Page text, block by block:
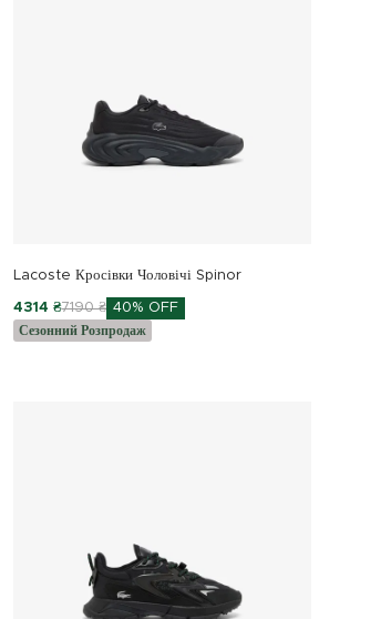
Lacoste Кросівки Чоловічі Spinor
4314 ₴7190 ₴ 40% OFF
Сезонний Розпродаж